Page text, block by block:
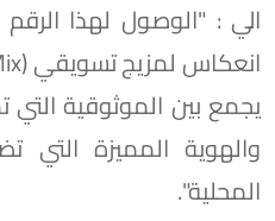
الي : "الوصول لهذا
يجمع بين الموثوقية التي
والهوية المميزة التي
المحلية".